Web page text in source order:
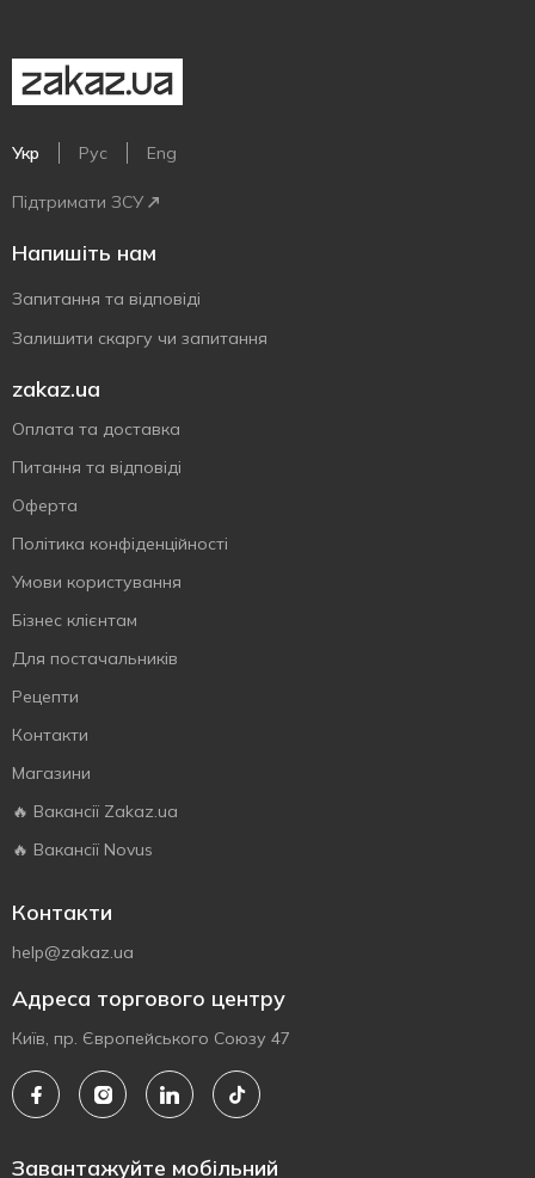
Укр Рус Eng
Підтримати ЗСУ
Напишіть нам
Запитання та відповіді
Залишити скаргу чи запитання
zakaz.ua
Оплата та доставка
Питання та відповіді
Оферта
Політика конфіденційності
Умови користування
Бізнес клієнтам
Для постачальників
Рецепти
Контакти
Магазини
🔥 Вакансії Zakaz.ua
🔥 Вакансії Novus
Контакти
help@zakaz.ua
Адреса торгового центру
Київ, пр. Європейського Союзу 47
Завантажуйте мобільний